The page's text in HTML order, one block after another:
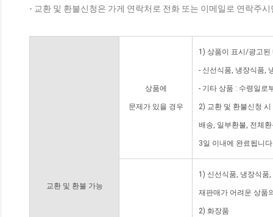
- 교환 및 환불신청은 가게 연락처로 전화 또는 이메일로 연락주
교환 및 환불 가능
상품에
문제가 있을 경우
1) 상품이 표시/광고된
- 신선식품, 냉장식품,
- 기타 상품 : 수령일로
2) 교환 및 환불신청
배송, 일부환불, 전체
3일 이내에 완료됩니
1) 신선식품, 냉장식품
재판매가 어려운 상품
2) 화장품